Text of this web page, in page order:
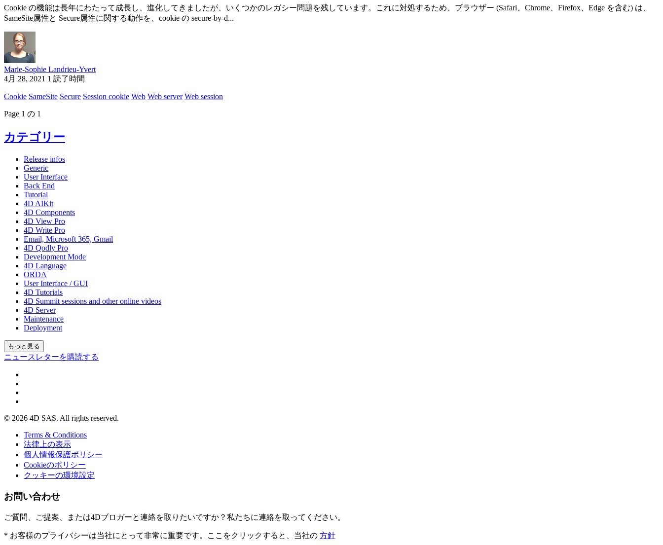
Cookie の機能は長年にわたって成長し、進化してきましたが、いくつかのレガシー問題を残しています。これに対処するため、ブラウザー (Safari、Chrome、Firefox、Edge を含む) は、
SameSite属性と Secure属性に関する動作を、cookie の secure-by-d...
Marie-Sophie Landrieu-Yvert
4月 28, 2021 1 読了時間
Cookie SameSite Secure Session cookie Web Web server Web session
Page 1 の 1
カテゴリー
Release infos
Generic
User Interface
Back End
Tutorial
4D AIKit
4D Components
4D View Pro
4D Write Pro
Email, Microsoft 365, Gmail
4D Qodly Pro
Development Mode
4D Language
ORDA
User Interface / GUI
4D Tutorials
4D Summit sessions and other online videos
4D Server
Maintenance
Deployment
もっと見る
ニュースレターを購読する
© 2026 4D SAS. All rights reserved.
Terms & Conditions
法律上の表示
個人情報保護ポリシー
Cookieのポリシー
クッキーの環境設定
お問い合わせ
ご質問、ご提案、または4Dブロガーと連絡を取りたいですか？私たちに連絡を取ってください。
* お客様のプライバシーは当社にとって非常に重要です。ここをクリックすると、当社の 方針